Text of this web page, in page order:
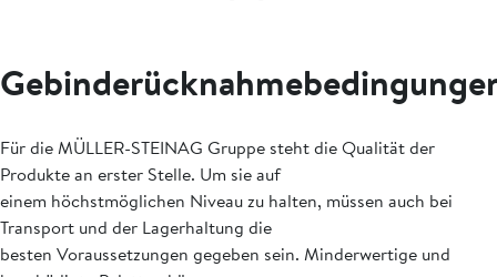
Für die MÜLLER-STEINAG Gruppe steht die Qualität der
Produkte an erster Stelle. Um sie auf
einem höchstmöglichen Niveau zu halten, müssen auch bei
Transport und der Lagerhaltung die
besten Voraussetzungen gegeben sein. Minderwertige und